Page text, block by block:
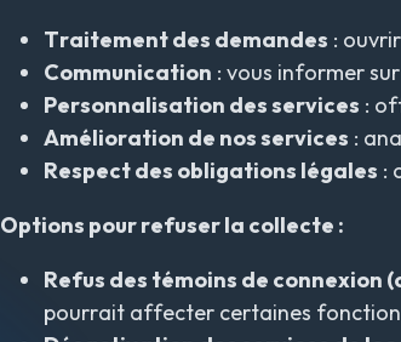
Traitement des demandes :
Communication : vous informer
Personnalisation des services :
Amélioration de nos services :
Respect des obligations légales :
Options pour refuser la collecte :
Refus des témoins de connexion (
pourrait affecter certaines